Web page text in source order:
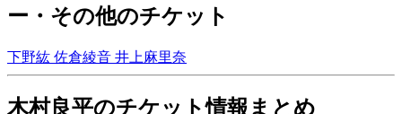
ー・その他のチケット
下野紘 佐倉綾音 井上麻里奈
木村良平のチケット情報まとめ